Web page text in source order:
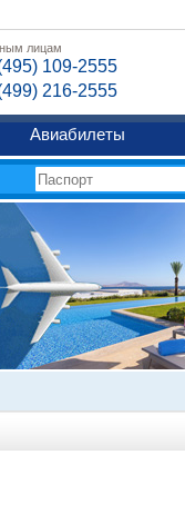
лицам
109-2555
216-2555
Авиабилеты